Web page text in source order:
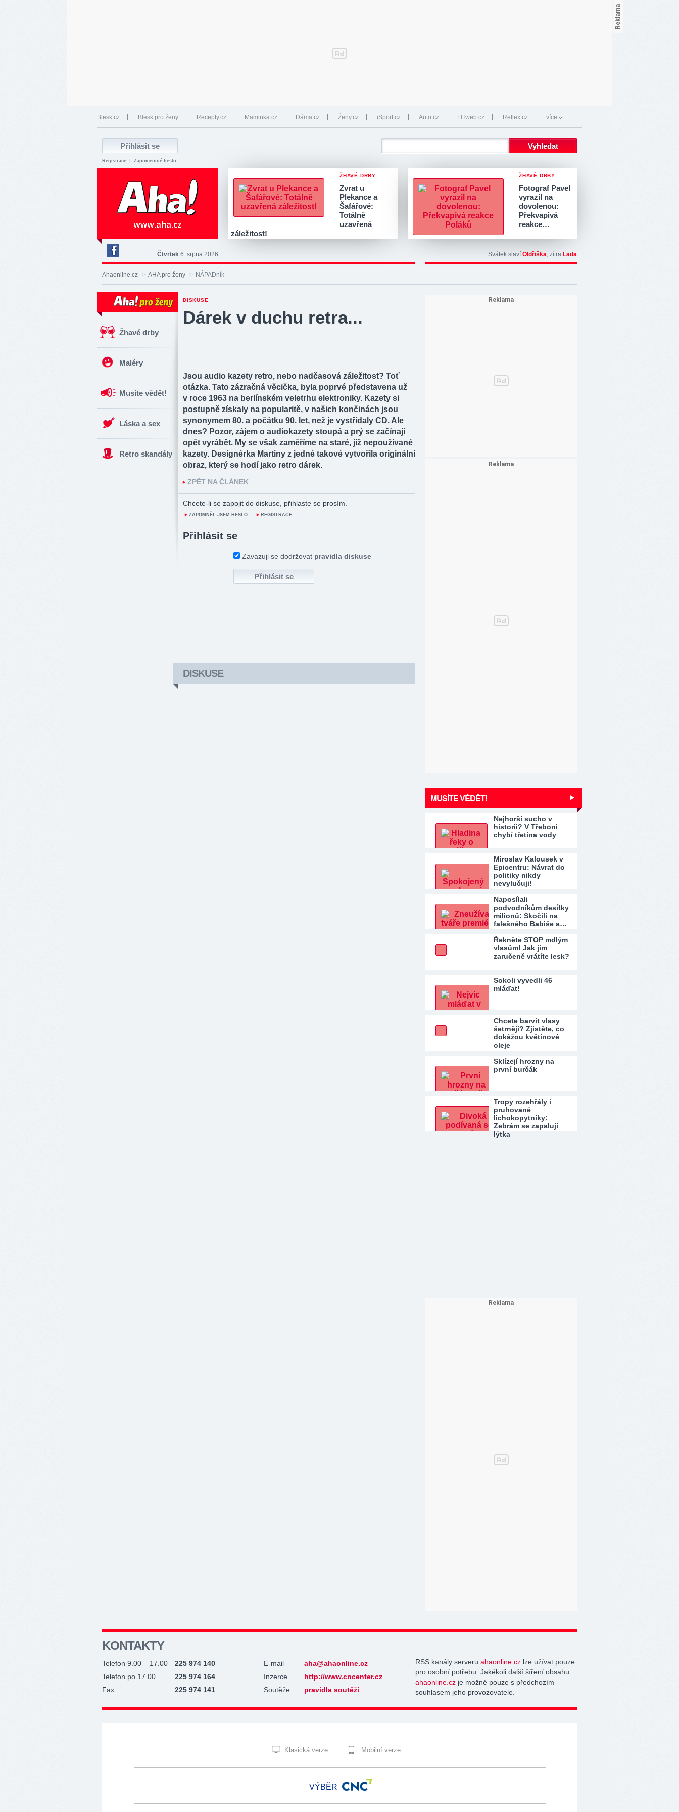
Blesk.cz Blesk pro ženy Recepty.cz Maminka.cz Dáma.cz Ženy.cz iSport.cz Auto.cz FITweb.cz Reflex.cz více
Registrace Zapomenuté heslo
ŽHAVÉ DRBY
Zvrat u
Plekance a
Šafářové:
Totálně
uzavřená
záležitost!
ŽHAVÉ DRBY
Fotograf Pavel
vyrazil na
dovolenou:
Překvapivá
reakce…
Deník
Aha!
na
Čtvrtek 6. srpna 2026 Svátek slaví Oldřiška, zítra Lada
Ahaonline.cz > AHA pro ženy > NÁPADník
Žhavé drby
Maléry
Musíte vědět!
Láska a sex
Retro skandály
DISKUSE
Dárek v duchu retra...
Jsou audio kazety retro, nebo nadčasová záležitost? Toť
otázka. Tato zázračná věcička, byla poprvé představena už
v roce 1963 na berlínském veletrhu elektroniky. Kazety si
postupně získaly na popularitě, v našich končinách jsou
synonymem 80. a počátku 90. let, než je vystřídaly CD. Ale
dnes? Pozor, zájem o audiokazety stoupá a prý se začínají
opět vyrábět. My se však zaměříme na staré, již nepoužívané
kazety. Designérka Martiny z jedné takové vytvořila originální
obraz, který se hodí jako retro dárek.
ZPĚT NA ČLÁNEK
Chcete-li se zapojit do diskuse, přihlaste se prosím.
ZAPOMNĚL JSEM HESLO REGISTRACE
Přihlásit se
Zavazuji se dodržovat pravidla diskuse
DISKUSE
MUSÍTE VĚDĚT!
Nejhorší sucho v
historii? V Třeboni
chybí třetina vody
Miroslav Kalousek v
Epicentru: Návrat do
politiky nikdy
nevylučuji!
Naposílali
podvodníkům desítky
milionů: Skočili na
falešného Babiše a…
Řekněte STOP mdlým
vlasům! Jak jim
zaručeně vrátíte lesk?
Sokoli vyvedli 46
mláďat!
Chcete barvit vlasy
šetrněji? Zjistěte, co
dokážou květinové
oleje
Sklízejí hrozny na
první burčák
Tropy rozehřály i
pruhované
lichokopytníky:
Zebrám se zapalují
lýtka
KONTAKTY
Telefon 9.00 – 17.00
225 974 140
Telefon po 17.00
225 974 164
Fax
225 974 141
E-mail
aha@ahaonline.cz
Inzerce
http://www.cncenter.cz
Soutěže
pravidla soutěží
RSS kanály serveru ahaonline.cz lze užívat pouze
pro osobní potřebu. Jakékoli další šíření obsahu
ahaonline.cz je možné pouze s předchozím
souhlasem jeho provozovatele.
Klasická verze Mobilní verze
VÝBĚR